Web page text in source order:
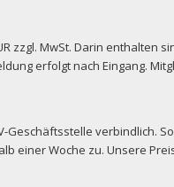
zzgl. MwSt. Darin enthalten
erfolgt nach Eingang.
Geschäftsstelle verbindlich.
einer Woche zu. Unsere